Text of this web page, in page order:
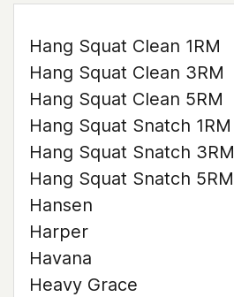
Hang Squat Clean 1RM
Hang Squat Clean 3RM
Hang Squat Clean 5RM
Hang Squat Snatch 1RM
Hang Squat Snatch 3RM
Hang Squat Snatch 5RM
Hansen
Harper
Havana
Heavy Grace